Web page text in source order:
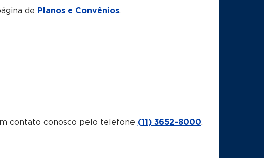
de Planos e Convênios.
contato conosco pelo telefone (11) 3652-8000.